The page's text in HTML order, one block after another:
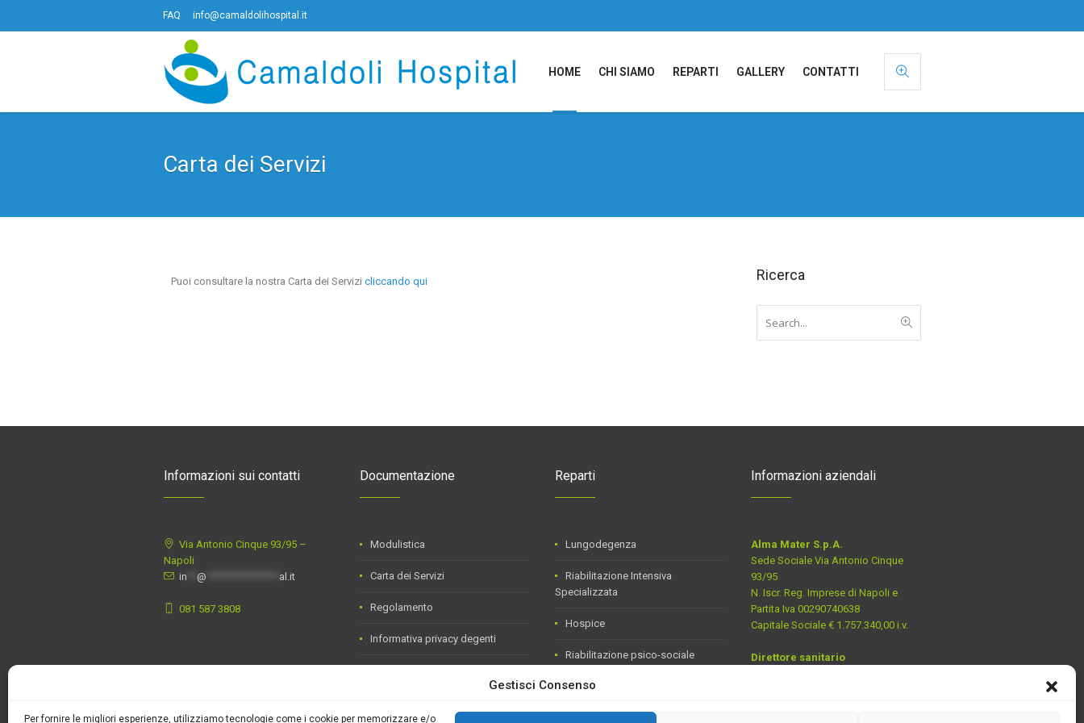
Gestisci Consenso
Per fornire le migliori esperienze, utilizziamo tecnologie come i cookie per memorizzare e/o
FAQ info@camaldolihospital.it
HOME CHI SIAMO REPARTI GALLERY CONTATTI
Carta dei Servizi
Puoi consultare la nostra Carta dei Servizi cliccando qui Ricerca
Informazioni sui contatti
Via Antonio Cinque 93/95 –
Napoli
in
@ al.it
081 587 3808
Documentazione
Modulistica
Carta dei Servizi
Regolamento
Informativa privacy degenti
Reparti
Lungodegenza
Riabilitazione Intensiva
Specializzata
Hospice
Riabilitazione psico-sociale
Informazioni aziendali
Alma Mater S.p.A.
Sede Sociale Via Antonio Cinque
93/95
N. Iscr. Reg. Imprese di Napoli e
Partita Iva 00290740638
Capitale Sociale € 1.757.340,00 i.v.
Direttore sanitario